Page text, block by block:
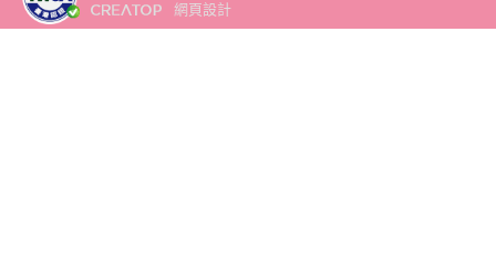
網頁設計